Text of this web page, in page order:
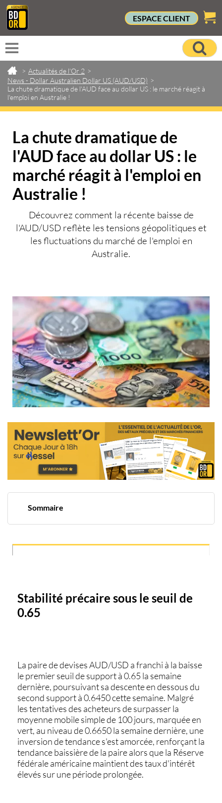
ESPACE CLIENT
> Actualités de l'Or 2 >
News - Dollar Australien Dollar US (AUD/USD) >
La chute dramatique de l'AUD face au dollar US : le marché réagit à
l'emploi en Australie !
La chute dramatique de
l'AUD face au dollar US : le
marché réagit à l'emploi en
Australie !
Découvrez comment la récente baisse de
l'AUD/USD reflète les tensions géopolitiques et
les fluctuations du marché de l'emploi en
Australie.
Sommaire
Stabilité précaire sous le seuil de
0.65
La paire de devisesAUD/USD a franchi à la baisse
le premier seuil de support à 0.65 la semaine
dernière, poursuivant sa descente en dessous du
second support à 0.6450 cette semaine. Malgré
les tentatives des acheteurs de surpasser la
moyenne mobile simple de 100 jours, marquée en
vert, au niveau de 0.6650 la semaine dernière, une
inversion de tendance s'est amorcée, renforçant la
tendance baissière de la paire alors que la Réserve
fédérale américaine maintient des taux d'intérêt
élevés sur une période prolongée.